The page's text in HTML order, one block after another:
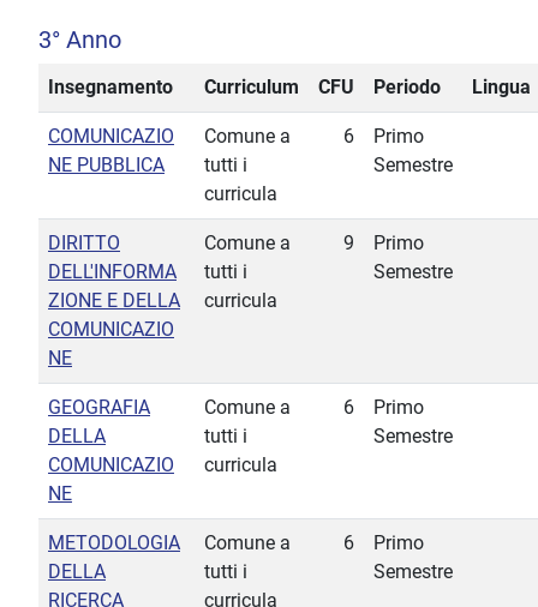
3° Anno
Insegnamento Curriculum CFU Periodo Lingua
COMUNICAZIO
NE PUBBLICA
Comune a
tutti i
curricula
6
Primo
Semestre
DIRITTO
DELL'INFORMA
ZIONE E DELLA
COMUNICAZIO
NE
Comune a
tutti i
curricula
9
Primo
Semestre
GEOGRAFIA
DELLA
COMUNICAZIO
NE
Comune a
tutti i
curricula
6
Primo
Semestre
METODOLOGIA
DELLA
RICERCA
Comune a
tutti i
curricula
6
Primo
Semestre